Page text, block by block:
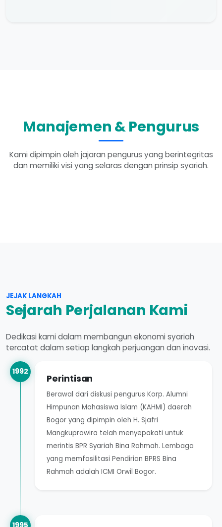
Manajemen & Pengurus
Kami dipimpin oleh jajaran pengurus yang berintegritas
dan memiliki visi yang selaras dengan prinsip syariah.
JEJAK LANGKAH
Sejarah Perjalanan Kami
Dedikasi kami dalam membangun ekonomi syariah
tercatat dalam setiap langkah perjuangan dan inovasi.
1992
Perintisan
Berawal dari diskusi pengurus Korp. Alumni
Himpunan Mahasiswa Islam (KAHMI) daerah
Bogor yang dipimpin oleh H. Sjafri
Mangkuprawira telah menyepakati untuk
merintis BPR Syariah Bina Rahmah. Lembaga
yang memfasilitasi Pendirian BPRS Bina
Rahmah adalah ICMI Orwil Bogor.
1995